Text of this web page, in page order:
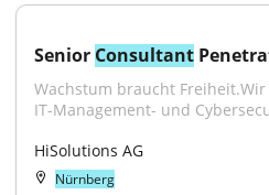
Senior Consultant
Wachstum braucht
IT-Management- und
HiSolutions AG
Nürnberg